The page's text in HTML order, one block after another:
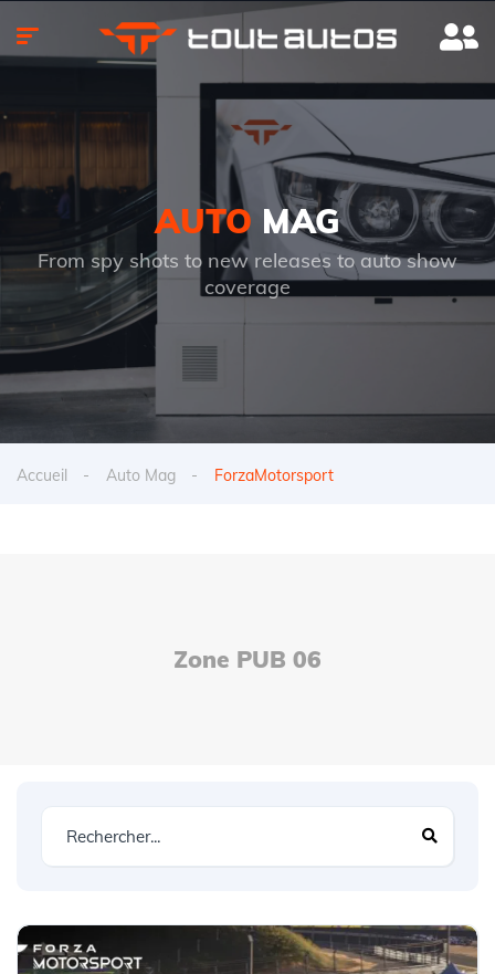
AUTO MAG
From spy shots to new releases to auto show
coverage
Accueil Auto Mag ForzaMotorsport
Zone PUB 06